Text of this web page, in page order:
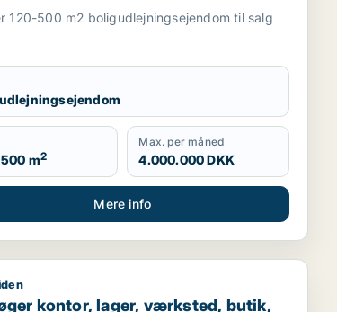
120-500 m2 boligudlejningsejendom til salg
m2
Max. per måned
4.000.000 DKK
Mere info
eller Amager produktionslokaler eller
kontor, lager, værksted, butik, klinik,
kontor, lager, værksted, butik,